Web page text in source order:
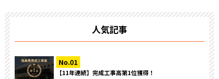
人気記事
【11年連続】完成工事高第1位獲得！